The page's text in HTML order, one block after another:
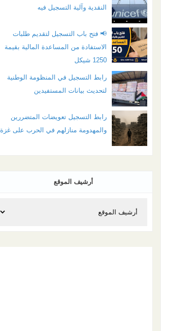
النقدية وآلية التسجيل فيه
📢 فتح باب التسجيل لتقديم طلبات
الاستفادة من المساعدة المالية بقيمة
1250 شيكل
رابط التسجيل في المنظومة الوطنية
لتحديث بيانات المستفيدين
رابط التسجيل تعويضات المتضررين
والمهدومة منازلهم في الحرب على غزة
أرشيف الموقع